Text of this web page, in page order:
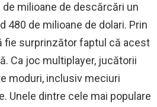
milioane de descărcări un
480 de milioane de dolari. Prin
fie surprinzător faptul că acest
Ca joc multiplayer, jucătorii
moduri, inclusiv meciuri
Unele dintre cele mai populare